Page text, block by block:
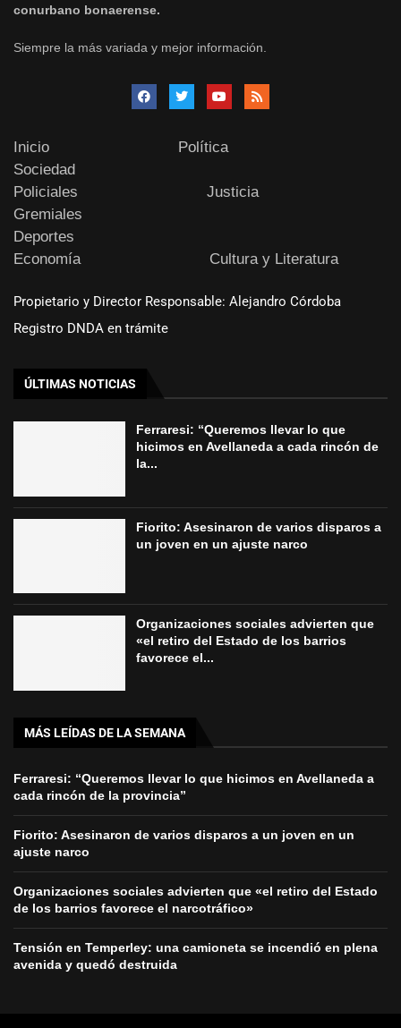
conurbano bonaerense.
Siempre la más variada y mejor información.
Inicio
Política
Sociedad
Policiales
Justicia
Gremiales
Deportes
Economía
Cultura y Literatura
Propietario y Director Responsable: Alejandro Córdoba
Registro DNDA en trámite
ÚLTIMAS NOTICIAS
Ferraresi: “Queremos llevar lo que
hicimos en Avellaneda a cada rincón de
la...
Fiorito: Asesinaron de varios disparos a
un joven en un ajuste narco
Organizaciones sociales advierten que
«el retiro del Estado de los barrios
favorece el...
MÁS LEÍDAS DE LA SEMANA
Ferraresi: “Queremos llevar lo que hicimos en Avellaneda a
cada rincón de la provincia”
Fiorito: Asesinaron de varios disparos a un joven en un
ajuste narco
Organizaciones sociales advierten que «el retiro del Estado
de los barrios favorece el narcotráfico»
Tensión en Temperley: una camioneta se incendió en plena
avenida y quedó destruida